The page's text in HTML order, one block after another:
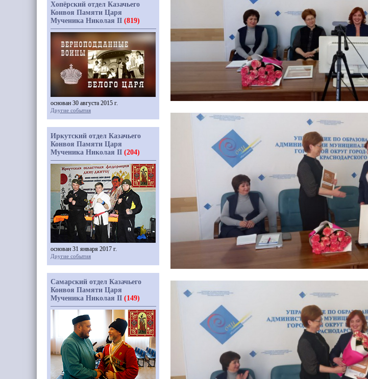
Хопёрский отдел Казачьего
Конвоя Памяти Царя
Мученика Николая II (819)
основан 30 августа 2015 г.
Другие события
Иркутский отдел Казачьего
Конвоя Памяти Царя
Мученика Николая II (204)
основан 31 января 2017 г.
Другие события
Самарский отдел Казачьего
Конвоя Памяти Царя
Мученика Николая II (149)